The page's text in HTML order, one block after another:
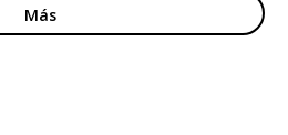
Más